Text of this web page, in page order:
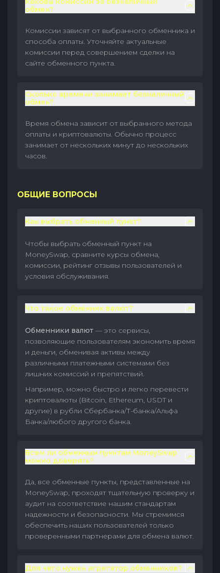
обмен?
Комиссии зависят от выбранного обменника и
способа оплаты. Уточняйте актуальные
комиссии перед совершением сделки на
сайте обменного пункта.
Сколько времени занимает безналичный
обмен?
Время обмена зависит от выбранного метода
оплаты и криптовалюты. Обычно процесс
занимает от нескольких минут до нескольких
часов.
ОБЩИЕ ВОПРОСЫ
Как выбрать обменный пункт?
Чтобы выбрать обменный пункт на
MoneySwap, сравните курсы обмена,
комиссии, рейтинг отзывы пользователей и
условия обслуживания.
Что такое обменник валют?
Обменники валют — это сервисы,
позволяющие пользователям экономить время
и деньги, обменивая активы между
различными платежными системами без
лишних комиссий и препятствий.
Например, можно быстро и легко перевести
криптовалюты (Bitcoin, Ethereum, USDT и
другие) в рубли Сбербанка/Т-банка/Альфа
Банка/любого другого банка.
Всем ли обменным пунктам MoneySwap
можно доверять?
Да, все обменные пункты, представленные на
MoneySwap, проходят тщательную проверку и
аудит на соответствие нашим стандартам
надежности и безопасности. Мы стремимся
обеспечить наших пользователей только
проверенными партнерами для обмена валют.
Для чего нужен агрегатор обменников?